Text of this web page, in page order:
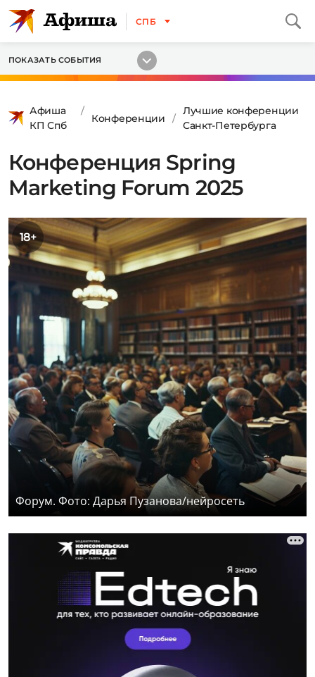
СПБ
ПОКАЗАТЬ СОБЫТИЯ
Афиша
КП Спб
Конференции
Лучшие конференции
Санкт-Петербурга
Конференция Spring
Marketing Forum 2025
18+
Форум. Фото: Дарья Пузанова/нейросеть